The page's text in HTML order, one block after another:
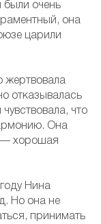
были очень
она
царили
жертвовала
отказывалась
что
Она
— хорошая
Нина
Но она не
принимать